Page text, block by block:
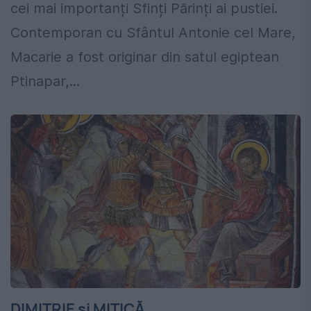
cei mai importanți Sfinți Părinți ai pustiei.
Contemporan cu Sfântul Antonie cel Mare,
Macarie a fost originar din satul egiptean
Ptinapar,...